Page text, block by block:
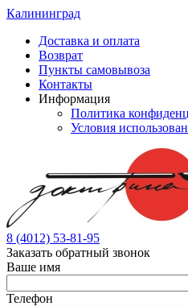
Калининград
Доставка и оплата
Возврат
Пункты самовывоза
Контакты
Информация
Политика
Условия
8 (4012) 53-81-95
Заказать обратный звонок
Ваше имя
Телефон